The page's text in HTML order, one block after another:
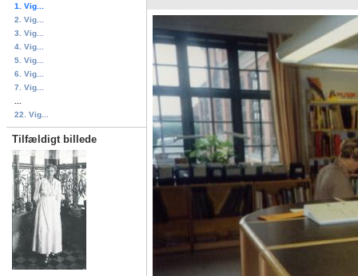
1. Vig...
2. Vig...
3. Vig...
4. Vig...
5. Vig...
6. Vig...
7. Vig...
22. Vig...
Tilfældigt billede